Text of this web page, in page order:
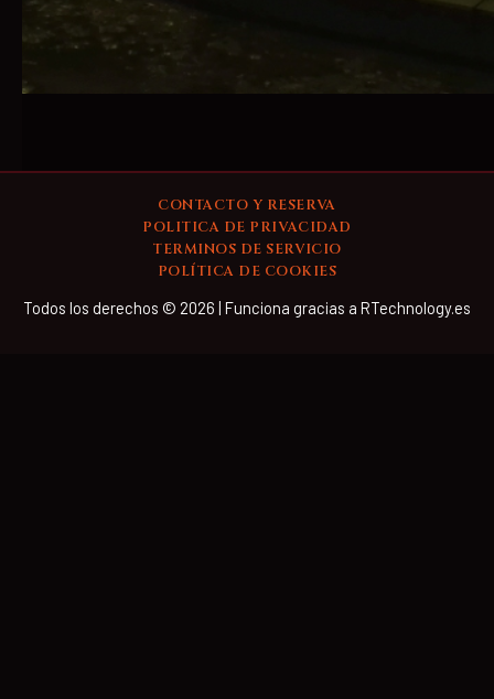
CONTACTO Y RESERVA
POLITICA DE PRIVACIDAD
TERMINOS DE SERVICIO
POLÍTICA DE COOKIES
Todos los derechos © 2026 | Funciona gracias a RTechnology.es